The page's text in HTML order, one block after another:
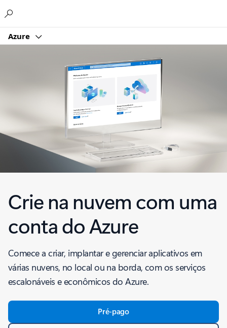
Azure
Crie na nuvem com uma
conta do Azure
Comece a criar, implantar e gerenciar aplicativos em
várias nuvens, no local ou na borda, com os serviços
escalonáveis e econômicos do Azure.
Pré-pago